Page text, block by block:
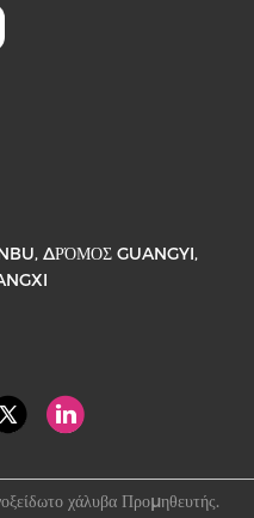
ΔΡΌΜΟΣ GUANGYI,
χάλυβα Προμηθευτής.